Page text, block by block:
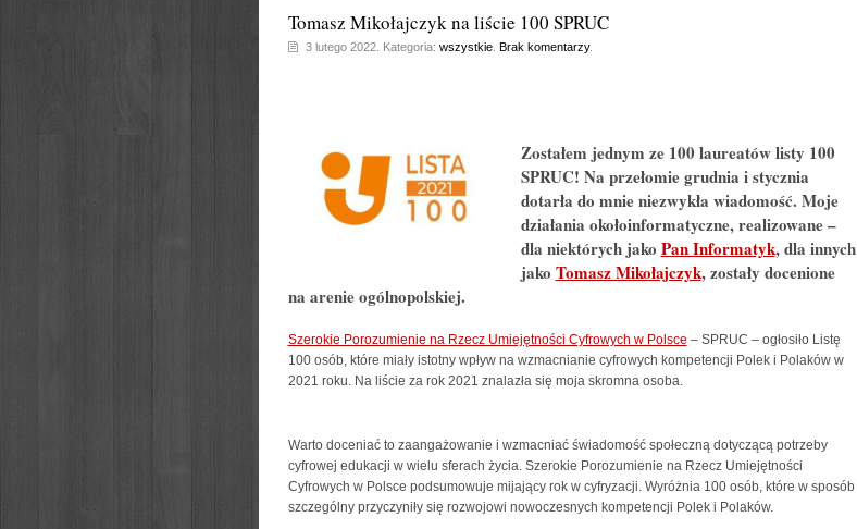
Tomasz Mikołajczyk na liście 100 SPRUC
3 lutego 2022. Kategoria: wszystkie. Brak komentarzy.
Zostałem jednym ze 100 laureatów listy 100
SPRUC! Na przełomie grudnia i stycznia
dotarła do mnie niezwykła wiadomość. Moje
działania okołoinformatyczne, realizowane –
dla niektórych jako Pan Informatyk, dla innych
jako Tomasz Mikołajczyk, zostały docenione
na arenie ogólnopolskiej.
Szerokie Porozumienie na Rzecz Umiejętności Cyfrowych w Polsce – SPRUC – ogłosiło Listę
100 osób, które miały istotny wpływ na wzmacnianie cyfrowych kompetencji Polek i Polaków w
2021 roku. Na liście za rok 2021 znalazła się moja skromna osoba.
Warto doceniać to zaangażowanie i wzmacniać świadomość społeczną dotyczącą potrzeby
cyfrowej edukacji w wielu sferach życia. Szerokie Porozumienie na Rzecz Umiejętności
Cyfrowych w Polsce podsumowuje mijający rok w cyfryzacji. Wyróżnia 100 osób, które w sposób
szczególny przyczyniły się rozwojowi nowoczesnych kompetencji Polek i Polaków.